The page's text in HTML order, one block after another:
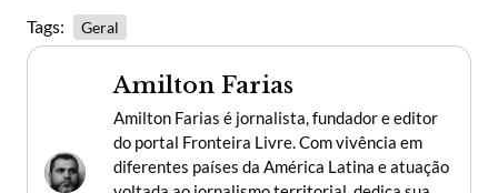
Tags: Geral
Amilton Farias
Amilton Farias é jornalista, fundador e editor
do portal Fronteira Livre. Com vivência em
diferentes países da América Latina e atuação